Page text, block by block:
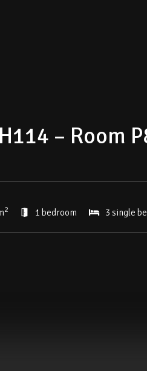
– Room
2 1 bedroom 3 single